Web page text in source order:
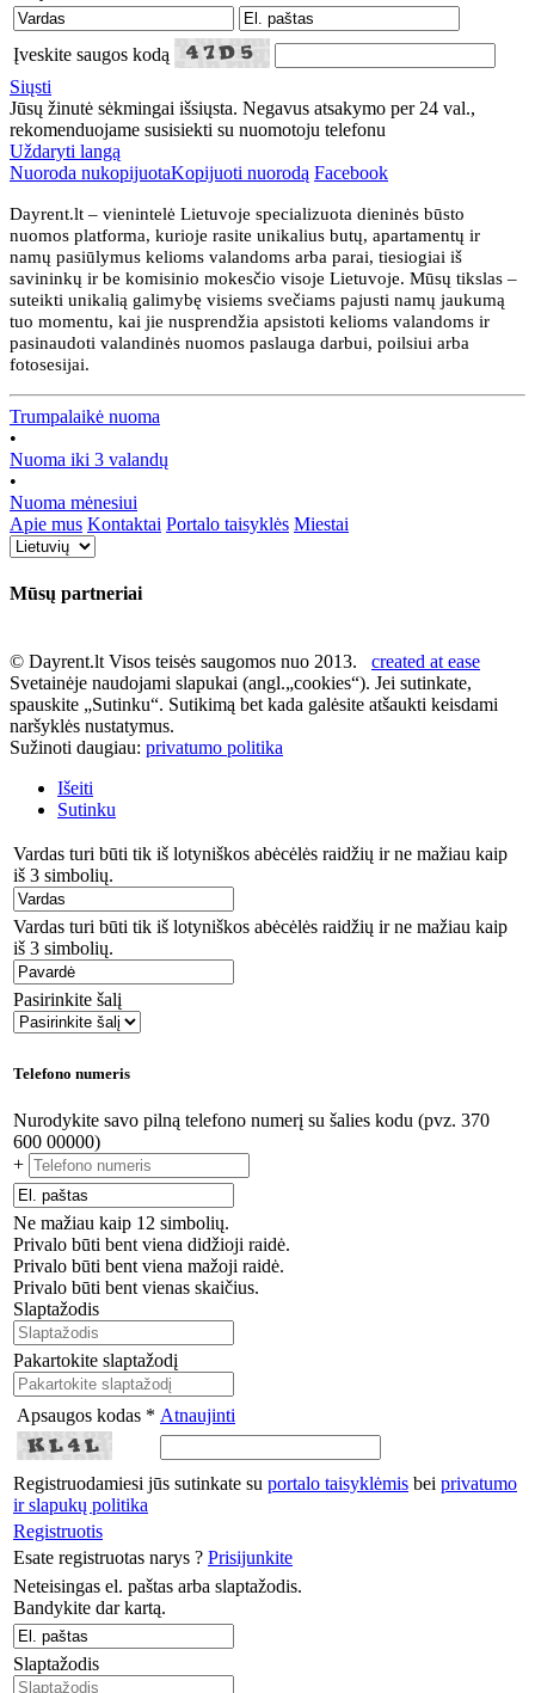
Įveskite saugos kodą
Siųsti
Jūsų žinutė sėkmingai išsiųsta. Negavus atsakymo per 24 val.,
rekomenduojame susisiekti su nuomotoju telefonu
Uždaryti langą
Nuoroda nukopijuotaKopijuoti nuorodą Facebook
Dayrent.lt – vienintelė Lietuvoje specializuota dieninės būsto
nuomos platforma, kurioje rasite unikalius butų, apartamentų ir
namų pasiūlymus kelioms valandoms arba parai, tiesiogiai iš
savininkų ir be komisinio mokesčio visoje Lietuvoje. Mūsų tikslas –
suteikti unikalią galimybę visiems svečiams pajusti namų jaukumą
tuo momentu, kai jie nusprendžia apsistoti kelioms valandoms ir
pasinaudoti valandinės nuomos paslauga darbui, poilsiui arba
fotosesijai.
Trumpalaikė nuoma
•
Nuoma iki 3 valandų
•
Nuoma mėnesiui
Apie mus Kontaktai Portalo taisyklės Miestai
Mūsų partneriai
© Dayrent.lt Visos teisės saugomos nuo 2013. created at ease
Svetainėje naudojami slapukai (angl.„cookies“). Jei sutinkate,
spauskite „Sutinku“. Sutikimą bet kada galėsite atšaukti keisdami
naršyklės nustatymus.
Sužinoti daugiau: privatumo politika
Išeiti
Sutinku
Vardas turi būti tik iš lotyniškos abėcėlės raidžių ir ne mažiau kaip
iš 3 simbolių.
Vardas turi būti tik iš lotyniškos abėcėlės raidžių ir ne mažiau kaip
iš 3 simbolių.
Pasirinkite šalį
Telefono numeris
Nurodykite savo pilną telefono numerį su šalies kodu (pvz. 370
600 00000)
+
Ne mažiau kaip 12 simbolių.
Privalo būti bent viena didžioji raidė.
Privalo būti bent viena mažoji raidė.
Privalo būti bent vienas skaičius.
Slaptažodis
Pakartokite slaptažodį
Apsaugos kodas * Atnaujinti
Registruodamiesi jūs sutinkate su portalo taisyklėmis bei privatumo
ir slapukų politika
Registruotis
Esate registruotas narys ? Prisijunkite
Neteisingas el. paštas arba slaptažodis.
Bandykite dar kartą.
Slaptažodis